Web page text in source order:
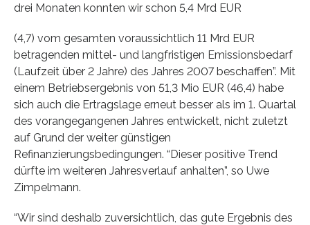
drei Monaten konnten wir schon 5,4 Mrd EUR
(4,7) vom gesamten voraussichtlich 11 Mrd EUR
betragenden mittel- und langfristigen Emissionsbedarf
(Laufzeit über 2 Jahre) des Jahres 2007 beschaffen”. Mit
einem Betriebsergebnis von 51,3 Mio EUR (46,4) habe
sich auch die Ertragslage erneut besser als im 1. Quartal
des vorangegangenen Jahres entwickelt, nicht zuletzt
auf Grund der weiter günstigen
Refinanzierungsbedingungen. “Dieser positive Trend
dürfte im weiteren Jahresverlauf anhalten”, so Uwe
Zimpelmann.
“Wir sind deshalb zuversichtlich, das gute Ergebnis des